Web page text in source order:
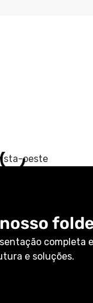
completa
e soluções.